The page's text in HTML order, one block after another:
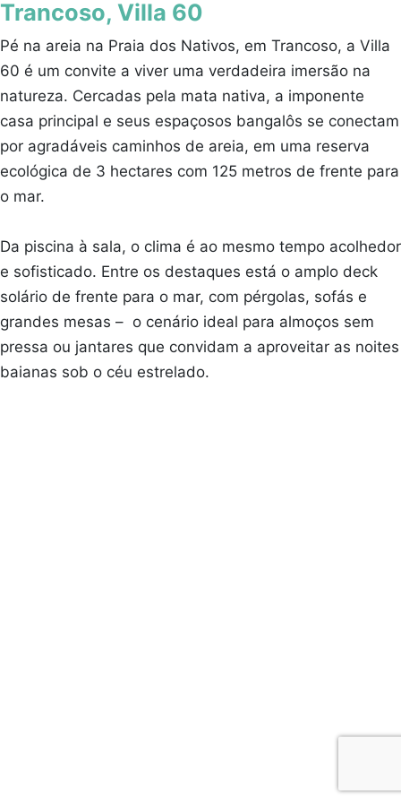
Trancoso, Villa 60
Pé na areia na Praia dos Nativos, em Trancoso, a Villa
60 é um convite a viver uma verdadeira imersão na
natureza. Cercadas pela mata nativa, a imponente
casa principal e seus espaçosos bangalôs se conectam
por agradáveis caminhos de areia, em uma reserva
ecológica de 3 hectares com 125 metros de frente para
o mar.
Da piscina à sala, o clima é ao mesmo tempo acolhedor
e sofisticado. Entre os destaques está o amplo deck
solário de frente para o mar, com pérgolas, sofás e
grandes mesas – o cenário ideal para almoços sem
pressa ou jantares que convidam a aproveitar as noites
baianas sob o céu estrelado.